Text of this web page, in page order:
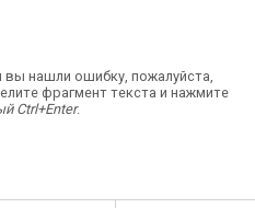
вы нашли ошибку, пожалуйста,
фрагмент текста и нажмите
Ctrl+Enter.